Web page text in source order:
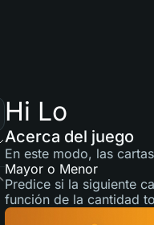
Hi Lo
Acerca del juego
En este modo, las
Mayor o Menor
Predice si la siguiente
función de la cantidad